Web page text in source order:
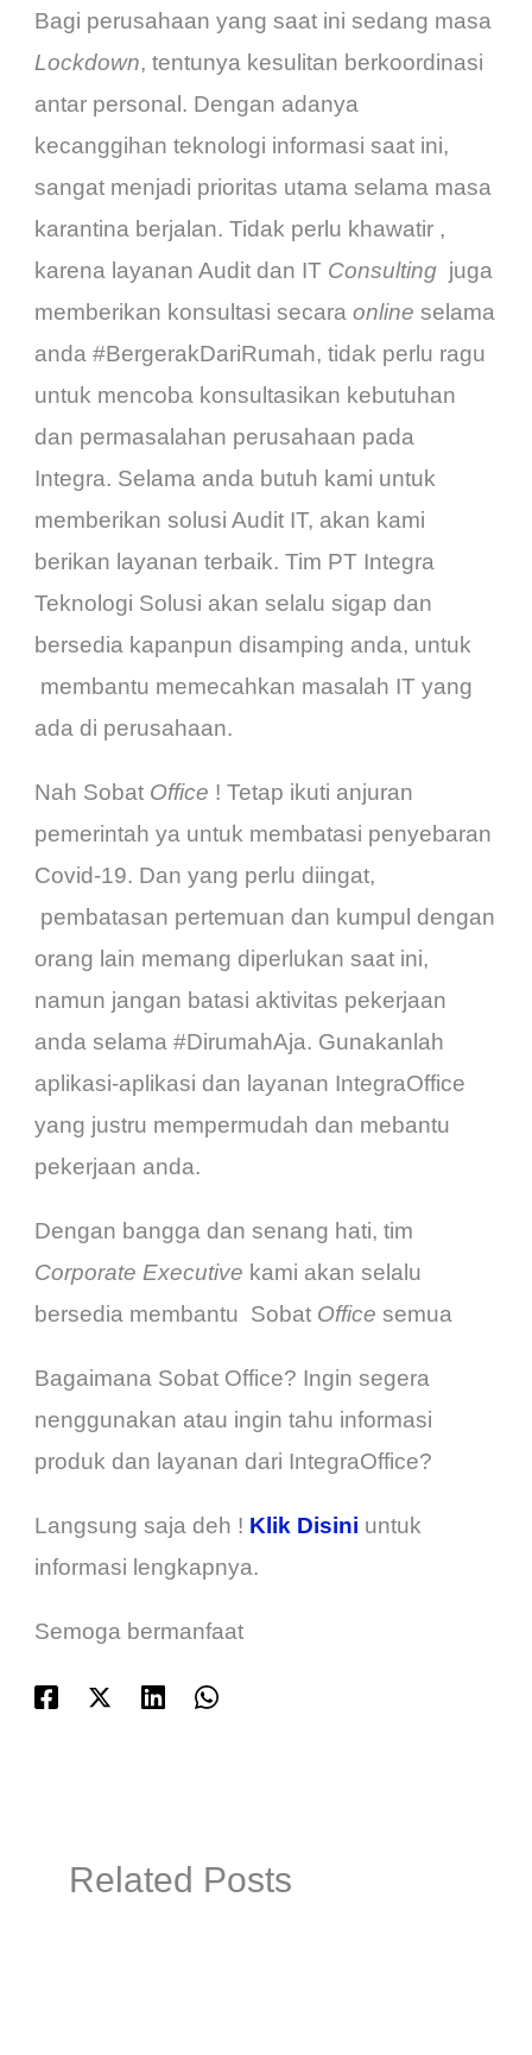
Bagi perusahaan yang saat ini sedang masa
Lockdown, tentunya kesulitan berkoordinasi
antar personal. Dengan adanya
kecanggihan teknologi informasi saat ini,
sangat menjadi prioritas utama selama masa
karantina berjalan. Tidak perlu khawatir ,
karena layanan Audit dan IT Consulting juga
memberikan konsultasi secaraonline selama
anda #BergerakDariRumah, tidak perlu ragu
untuk mencoba konsultasikan kebutuhan
dan permasalahan perusahaan pada
Integra. Selama anda butuh kami untuk
memberikan solusi Audit IT, akan kami
berikan layanan terbaik. Tim PT Integra
Teknologi Solusi akan selalu sigap dan
bersedia kapanpun disamping anda, untuk
membantu memecahkan masalah IT yang
ada di perusahaan.
Nah Sobat Office ! Tetap ikuti anjuran
pemerintah ya untuk membatasi penyebaran
Covid-19. Dan yang perlu diingat,
pembatasan pertemuan dan kumpul dengan
orang lain memang diperlukan saat ini,
namun jangan batasi aktivitas pekerjaan
anda selama #DirumahAja. Gunakanlah
aplikasi-aplikasi dan layanan IntegraOffice
yang justru mempermudah dan mebantu
pekerjaan anda.
Dengan bangga dan senang hati, tim
Corporate Executive kami akan selalu
bersedia membantu Sobat Officesemua
Bagaimana Sobat Office? Ingin segera
nenggunakan atau ingin tahu informasi
produk dan layanan dari IntegraOffice?
Langsung saja deh ! Klik Disini untuk
informasi lengkapnya.
Semoga bermanfaat
Related Posts